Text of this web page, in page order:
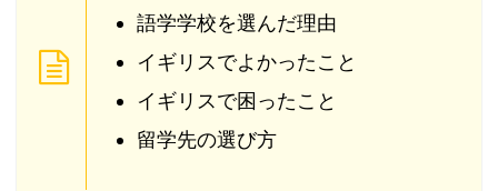
語学学校を選んだ理由
イギリスでよかったこと
イギリスで困ったこと
留学先の選び方